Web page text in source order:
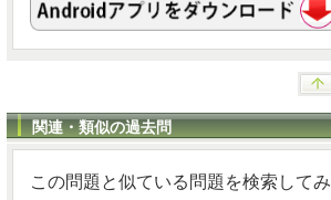
関連・類似の過去問
この問題と似ている問題を検索してみ